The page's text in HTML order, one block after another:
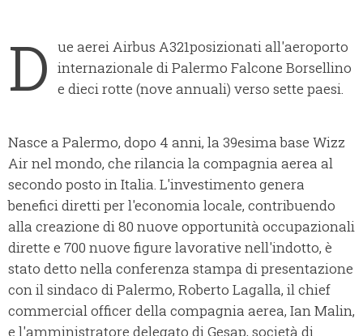
D ue aerei Airbus A321posizionati all'aeroporto
internazionale di Palermo Falcone Borsellino
e dieci rotte (nove annuali) verso sette paesi.
Nasce a Palermo, dopo 4 anni, la 39esima base Wizz
Air nel mondo, che rilancia la compagnia aerea al
secondo posto in Italia. L'investimento genera
benefici diretti per l'economia locale, contribuendo
alla creazione di 80 nuove opportunità occupazionali
dirette e 700 nuove figure lavorative nell'indotto, è
stato detto nella conferenza stampa di presentazione
con il sindaco di Palermo, Roberto Lagalla, il chief
commercial officer della compagnia aerea, Ian Malin,
e l'amministratore delegato di Gesap, società di